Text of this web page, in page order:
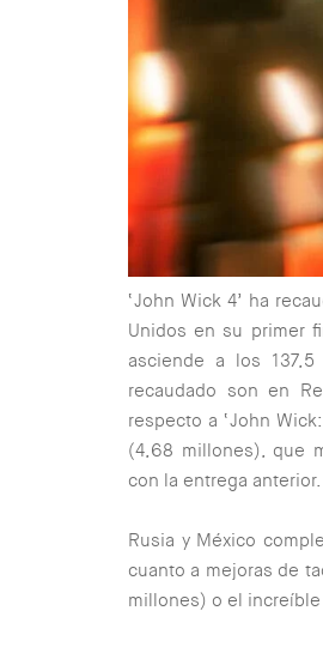
‘John Wick 4’ ha
Unidos en su primer
asciende a los
recaudado son en
respecto a ‘John
(4,68 millones), que
con la entrega anterior.
Rusia y México
cuanto a mejoras de
millones) o el